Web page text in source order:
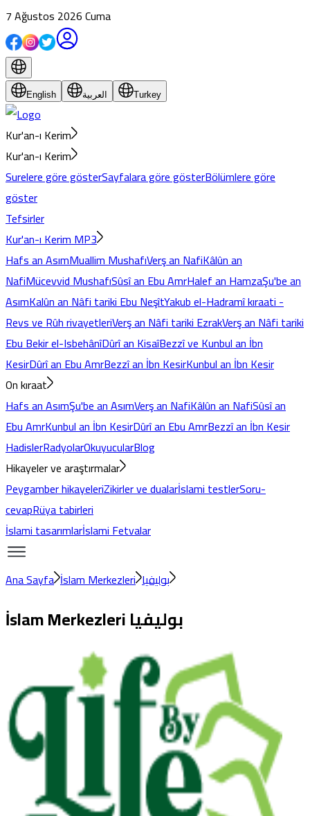
7 Ağustos 2026 Cuma
English العربية Turkey
Kur'an-ı Kerim
Kur'an-ı Kerim
Surelere göre gösterSayfalara göre gösterBölümlere göre
göster
Tefsirler
Kur'an-ı Kerim MP3
Hafs an AsımMuallim MushafıVerş an NafiKâlûn an
NafiMücevvid MushafıSûsî an Ebu AmrHalef an HamzaŞu'be an
AsımKalûn an Nâfi tariki Ebu NeşîtYakub el-Hadramî kıraati -
Revs ve Rûh rivayetleriVerş an Nâfi tariki EzrakVerş an Nâfi tariki
Ebu Bekir el-IsbehânîDûrî an KisaîBezzî ve Kunbul an İbn
KesirDûrî an Ebu AmrBezzî an İbn KesirKunbul an İbn Kesir
On kıraat
Hafs an AsımŞu'be an AsımVerş an NafiKâlûn an NafiSûsî an
Ebu AmrKunbul an İbn KesirDûrî an Ebu AmrBezzî an İbn Kesir
HadislerRadyolarOkuyucularBlog
Hikayeler ve araştırmalar
Peygamber hikayeleriZikirler ve dualarİslami testlerSoru-
cevapRüya tabirleri
İslami tasarımlarİslami Fetvalar
Ana Sayfa İslam Merkezleri بوليفيا
İslam Merkezleriبوليفيا